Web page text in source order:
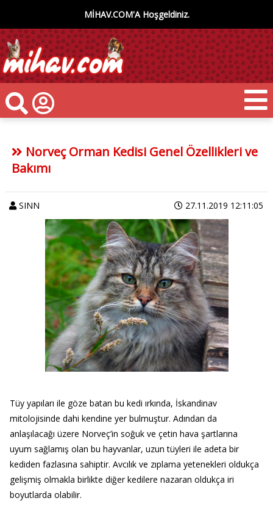
MİHAV.COM'A Hoşgeldiniz.
Norveç Orman Kedisi Genel Özellikleri ve
Bakımı
SINN 27.11.2019 12:11:05
Tüy yapıları ile göze batan bu kedi ırkında, İskandinav
mitolojisinde dahi kendine yer bulmuştur. Adından da
anlaşılacağı üzere Norveç’in soğuk ve çetin hava şartlarına
uyum sağlamış olan bu hayvanlar, uzun tüyleri ile adeta bir
kediden fazlasına sahiptir. Avcılık ve zıplama yetenekleri oldukça
gelişmiş olmakla birlikte diğer kedilere nazaran oldukça iri
boyutlarda olabilir.